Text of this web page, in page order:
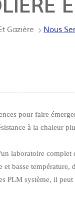
Gazière Nous
pour faire
à la chaleur
laboratoire
basse
système, il